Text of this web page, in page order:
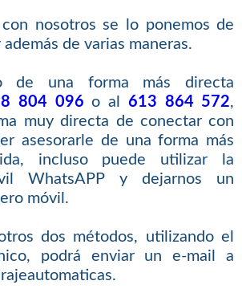
nosotros se lo ponemos de
de varias maneras.
de una forma más directa
804 096 o al 613 864 572,
muy directa de conectar con
asesorarle de una forma más
incluso puede utilizar la
WhatsAPP y dejarnos un
móvil.
dos métodos, utilizando el
podrá enviar un e-mail a